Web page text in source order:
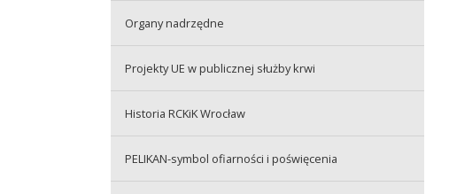
Organy nadrzędne
Projekty UE w publicznej służby krwi
Historia RCKiK Wrocław
PELIKAN-symbol ofiarności i poświęcenia